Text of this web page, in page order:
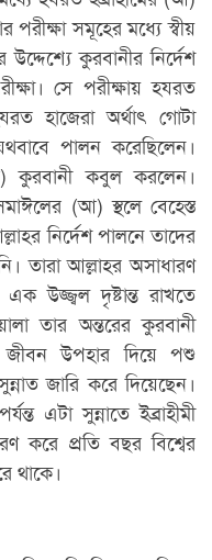
পরীক্ষা সমূহের মধ্যে স্বীয়
কুরবানীর নির্দেশ
সে পরীক্ষায় হযরত
হাজেরা অর্থাৎ গোটা
পালন করেছিলেন।
কুরবানী কবুল করলেন।
(আ) স্থলে বেহেস্ত
নির্দেশ পালনে তাদের
তারা আল্লাহর অসাধারণ
উজ্জ্বল দৃষ্টান্ত রাখতে
তার অন্তরের কুরবানী
উপহার দিয়ে পশু
জারি করে দিয়েছেন।
এটা সুন্নাতে ইব্রাহীমী
করে প্রতি বছর বিশ্বের
থাকে।